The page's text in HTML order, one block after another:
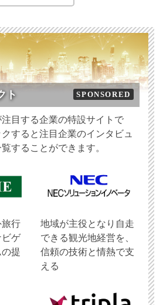
ト SPONSORED
注目する企業の特設サイトで
すると注目企業のインタビュ
することができます。
行
ゲ
提
地域が主役となり自走
できる観光地経営を、
信頼の技術と情熱で支
える